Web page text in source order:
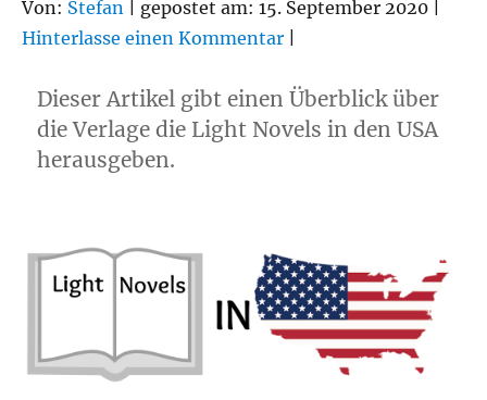
Von: Stefan | gepostet am: 15. September 2020 |
Hinterlasse einen Kommentar
Dieser Artikel gibt einen Überblick über
die Verlage die Light Novels in den USA
herausgeben.